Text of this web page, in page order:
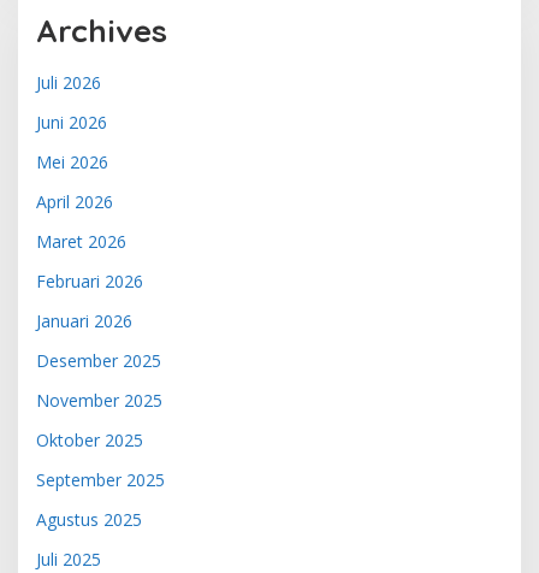
Archives
Juli 2026
Juni 2026
Mei 2026
April 2026
Maret 2026
Februari 2026
Januari 2026
Desember 2025
November 2025
Oktober 2025
September 2025
Agustus 2025
Juli 2025